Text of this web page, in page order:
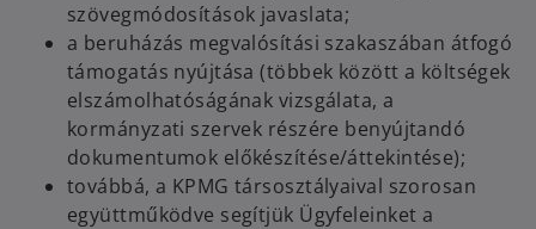
szövegmódosítások javaslata;
a beruházás megvalósítási szakaszában átfogó
támogatás nyújtása (többek között a költségek
elszámolhatóságának vizsgálata, a
kormányzati szervek részére benyújtandó
dokumentumok előkészítése/áttekintése);
továbbá, a KPMG társosztályaival szorosan
együttműködve segítjük Ügyfeleinket a